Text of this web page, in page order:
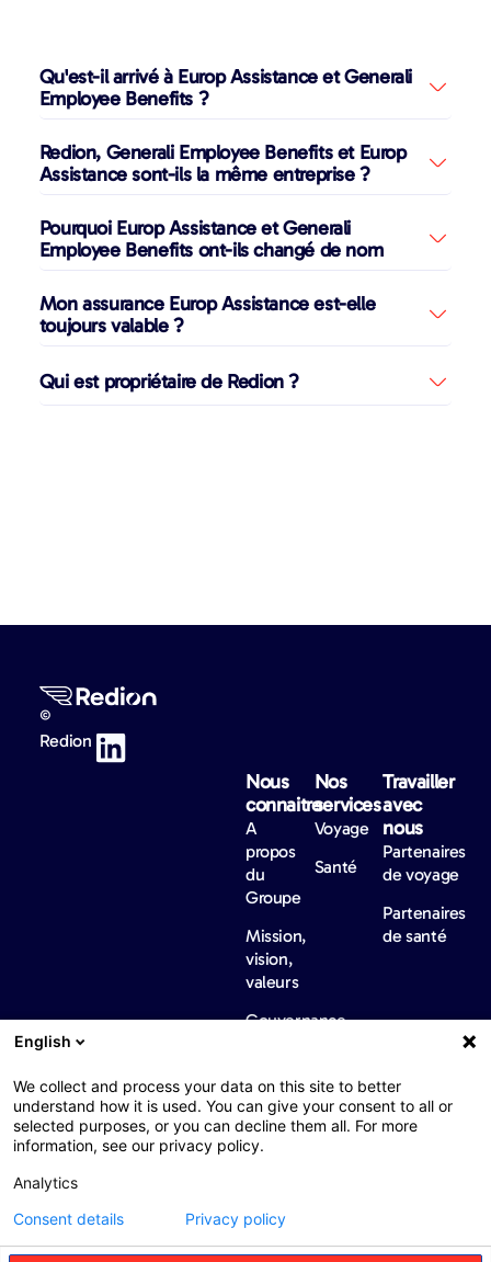
Qu'est-il arrivé à Europ Assistance et Generali
Employee Benefits ?
Redion, Generali Employee Benefits et Europ
Assistance sont-ils la même entreprise ?
Pourquoi Europ Assistance et Generali
Employee Benefits ont-ils changé de nom
Mon assurance Europ Assistance est-elle
toujours valable ?
Qui est propriétaire de Redion ?
©
Redion
Nous
connaitre
A
propos
du
Groupe
Mission,
vision,
valeurs
Gouvernance
sommes-
nous
Développement
Equité et
Inclusion
Nos
services
Voyage
Santé
Travailler
avec
nous
Partenaires
de voyage
Partenaires
de santé
English
We collect and process your data on this site to better
understand how it is used. You can give your consent to all or
selected purposes, or you can decline them all. For more
information, see our privacy policy.
Analytics
Consent details Privacy policy